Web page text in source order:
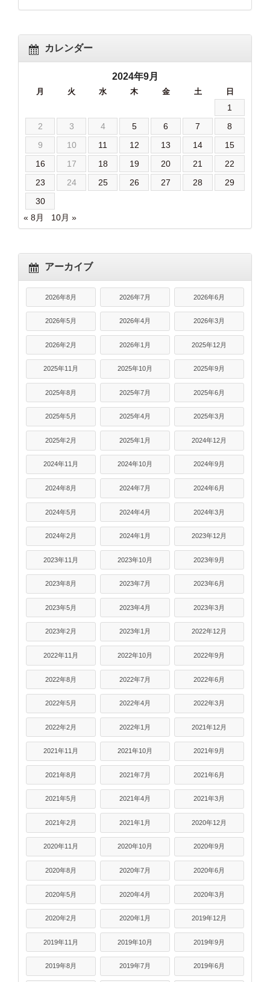
カレンダー
2024年9月
月 火 水 木 金 土 日
1
2
3 4 5 6 7
8
9
10 11 12 13 14
15
16
17 18 19 20 21
22
23
24 25 26 27 28
29
30
« 8月
10月 »
アーカイブ
2026年8月 2026年7月 2026年6月
2026年5月 2026年4月 2026年3月
2026年2月 2026年1月 2025年12月
2025年11月 2025年10月 2025年9月
2025年8月 2025年7月 2025年6月
2025年5月 2025年4月 2025年3月
2025年2月 2025年1月 2024年12月
2024年11月 2024年10月 2024年9月
2024年8月 2024年7月 2024年6月
2024年5月 2024年4月 2024年3月
2024年2月 2024年1月 2023年12月
2023年11月 2023年10月 2023年9月
2023年8月 2023年7月 2023年6月
2023年5月 2023年4月 2023年3月
2023年2月 2023年1月 2022年12月
2022年11月 2022年10月 2022年9月
2022年8月 2022年7月 2022年6月
2022年5月 2022年4月 2022年3月
2022年2月 2022年1月 2021年12月
2021年11月 2021年10月 2021年9月
2021年8月 2021年7月 2021年6月
2021年5月 2021年4月 2021年3月
2021年2月 2021年1月 2020年12月
2020年11月 2020年10月 2020年9月
2020年8月 2020年7月 2020年6月
2020年5月 2020年4月 2020年3月
2020年2月 2020年1月 2019年12月
2019年11月 2019年10月 2019年9月
2019年8月 2019年7月 2019年6月